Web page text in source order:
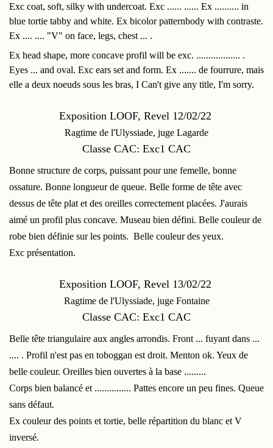
Exc coat, soft, silky with undercoat. Exc ...... ...... Ex .......... in
blue tortie tabby and white. Ex bicolor patternbody with contraste.
Ex .... .... "V" on face, legs, chest ... .
Ex head shape, more concave profil will be exc. .................. .
Eyes ... and oval. Exc ears set and form. Ex ....... de fourrure, mais
elle a deux noeuds sous les bras, I Can't give any title, I'm sorry.
Exposition LOOF, Revel 12/02/22
Ragtime de l'Ulyssiade, juge Lagarde
Classe CAC: Exc1 CAC
Bonne structure de corps, puissant pour une femelle, bonne
ossature. Bonne longueur de queue. Belle forme de tête avec
dessus de tête plat et des oreilles correctement placées. J'aurais
aimé un profil plus concave. Museau bien défini. Belle couleur de
robe bien définie sur les points. Belle couleur des yeux.
Exc présentation.
Exposition LOOF, Revel 13/02/22
Ragtime de l'Ulyssiade, juge Fontaine
Classe CAC: Exc1 CAC
Belle tête triangulaire aux angles arrondis. Front ... fuyant dans ...
.... . Profil n'est pas en toboggan est droit. Menton ok. Yeux de
belle couleur. Oreilles bien ouvertes à la base .........
Corps bien balancé et ............... Pattes encore un peu fines. Queue
sans défaut.
Ex couleur des points et tortie, belle répartition du blanc et V
inversé.